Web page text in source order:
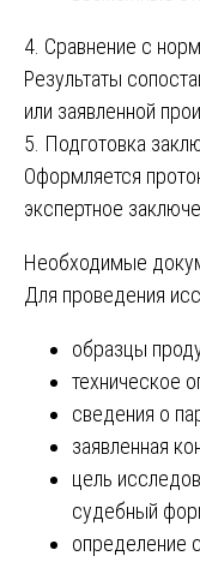
4. Сравнение с
Результаты
или заявленной
5. Подготовка
Оформляется
экспертное
Необходимые
Для проведения
образцы
техническое
сведения о
заявленная
цель
судебный
определение